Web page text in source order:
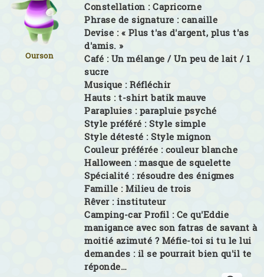
Ourson
Constellation : Capricorne
Phrase de signature : canaille
Devise : « Plus t'as d'argent, plus t'as
d'amis. »
Café : Un mélange / Un peu de lait / 1
sucre
Musique : Réfléchir
Hauts : t-shirt batik mauve
Parapluies : parapluie psyché
Style préféré : Style simple
Style détesté : Style mignon
Couleur préférée : couleur blanche
Halloween : masque de squelette
Spécialité : résoudre des énigmes
Famille : Milieu de trois
Rêver : instituteur
Camping-car Profil : Ce qu'Eddie
manigance avec son fatras de savant à
moitié azimuté ? Méfie-toi si tu le lui
demandes : il se pourrait bien qu'il te
réponde…